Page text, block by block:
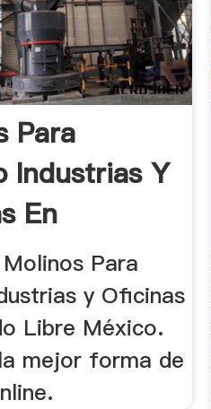
Para
Industrias Y
En
...
Para
y Oficinas
Libre México.
mejor forma de